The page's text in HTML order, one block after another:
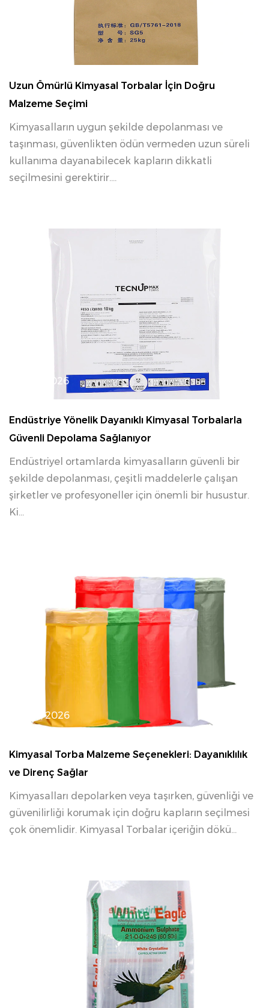
Uzun Ömürlü Kimyasal Torbalar İçin Doğru
Malzeme Seçimi
Kimyasalların uygun şekilde depolanması ve
taşınması, güvenlikten ödün vermeden uzun süreli
kullanıma dayanabilecek kapların dikkatli
seçilmesini gerektirir....
04 17, 2026
Endüstriye Yönelik Dayanıklı Kimyasal Torbalarla
Güvenli Depolama Sağlanıyor
Endüstriyel ortamlarda kimyasalların güvenli bir
şekilde depolanması, çeşitli maddelerle çalışan
şirketler ve profesyoneller için önemli bir husustur.
Ki...
04 10, 2026
Kimyasal Torba Malzeme Seçenekleri: Dayanıklılık
ve Direnç Sağlar
Kimyasalları depolarken veya taşırken, güvenliği ve
güvenilirliği korumak için doğru kapların seçilmesi
çok önemlidir. Kimyasal Torbalar içeriğin dökü...